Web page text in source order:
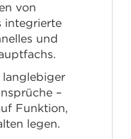
von
integrierte
und
langlebiger
–
Funktion,
legen.